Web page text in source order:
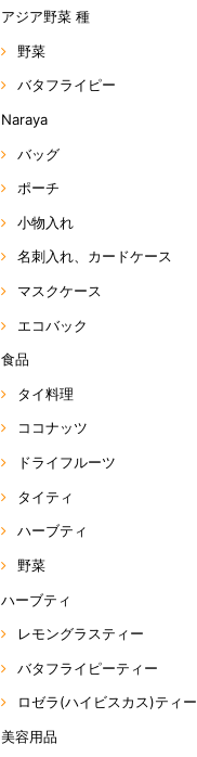
アジア野菜 種
野菜
バタフライピー
Naraya
バッグ
ポーチ
小物入れ
名刺入れ、カードケース
マスクケース
エコバック
食品
タイ料理
ココナッツ
ドライフルーツ
タイティ
ハーブティ
野菜
ハーブティ
レモングラスティー
バタフライピーティー
ロゼラ(ハイビスカス)ティー
美容用品